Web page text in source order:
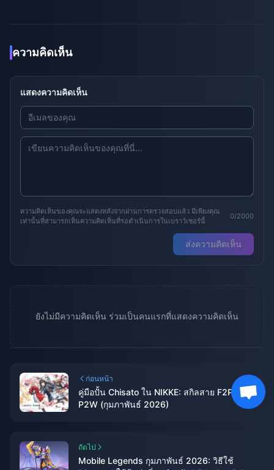
ความคิดเห็น
แสดงความคิดเห็น
ความคิดเห็นของคุณจะแสดงหลังจากผ่านการตรวจสอบแล้ว มีเพียงคุณ
เท่านั้นที่สามารถเห็นความคิดเห็นที่รอดำเนินการในเบราว์เซอร์นี้
0/2000
ส่งความคิดเห็น
ยังไม่มีความคิดเห็น ร่วมเป็นคนแรกที่แสดงความคิดเห็น
ก่อนหน้า
คู่มือปั้น Chisato ใน NIKKE: สกิลสาย F2P vs
P2W (กุมภาพันธ์ 2026)
ถัดไป
Mobile Legends กุมภาพันธ์ 2026: วิธีใช้